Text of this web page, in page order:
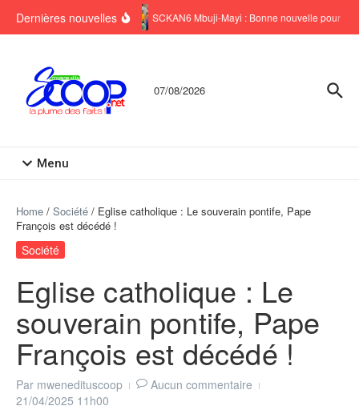
Dernières nouvelles SCKAN6 Mbuji-Mayi : Bonne nouvelle pour six
07/08/2026
Menu
Home / Société / Eglise catholique : Le souverain pontife, Pape
François est décédé !
Société
Eglise catholique : Le
souverain pontife, Pape
François est décédé !
Par mwenedituscoop
Aucun commentaire
21/04/2025 11h00